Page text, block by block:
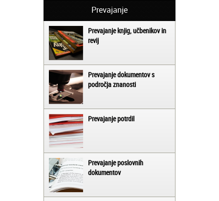
Prevajanje
Prevajanje knjig, učbenikov in
revij
Prevajanje dokumentov s
področja znanosti
Prevajanje potrdil
Prevajanje poslovnih
dokumentov